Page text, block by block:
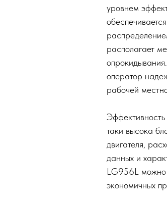
уровнем
располагает
оператор
рабочей
таки высока
двигателя,
данных и
LG956L можно
экономичных